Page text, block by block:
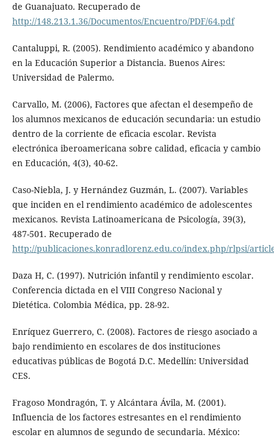
de Guanajuato. Recuperado de
http://148.213.1.36/Documentos/Encuentro/PDF/64.pdf
Cantaluppi, R. (2005). Rendimiento académico y abandono
en la Educación Superior a Distancia. Buenos Aires:
Universidad de Palermo.
Carvallo, M. (2006), Factores que afectan el desempeño de
los alumnos mexicanos de educación secundaria: un estudio
dentro de la corriente de eficacia escolar. Revista
electrónica iberoamericana sobre calidad, eficacia y cambio
en Educación, 4(3), 40-62.
Caso-Niebla, J. y Hernández Guzmán, L. (2007). Variables
que inciden en el rendimiento académico de adolescentes
mexicanos. Revista Latinoamericana de Psicología, 39(3),
487-501. Recuperado de
http://publicaciones.konradlorenz.edu.co/index.php/rlpsi/
Daza H, C. (1997). Nutrición infantil y rendimiento escolar.
Conferencia dictada en el VIII Congreso Nacional y
Dietética. Colombia Médica, pp. 28-92.
Enríquez Guerrero, C. (2008). Factores de riesgo asociado a
bajo rendimiento en escolares de dos instituciones
educativas públicas de Bogotá D.C. Medellín: Universidad
CES.
Fragoso Mondragón, T. y Alcántara Ávila, M. (2001).
Influencia de los factores estresantes en el rendimiento
escolar en alumnos de segundo de secundaria. México: